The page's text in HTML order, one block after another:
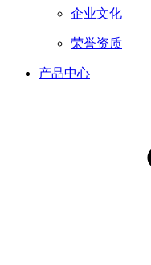
企业文化
荣誉资质
产品中心